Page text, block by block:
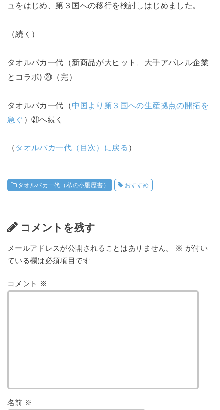
ュをはじめ、第３国への移行を検討しはじめました。
（続く）
タオルバカ一代（新商品が大ヒット、大手アパレル企業
とコラボ) ⑳（完）
タオルバカ一代（中国より第３国への生産拠点の開拓を
急ぐ ）㉑へ続く
（ タオルバカ一代（目次）に戻る ）
タオルバカ一代（私の小履歴書） おすすめ
コメントを残す
メールアドレスが公開されることはありません。 ※ が付い
ている欄は必須項目です
コメント ※
名前 ※